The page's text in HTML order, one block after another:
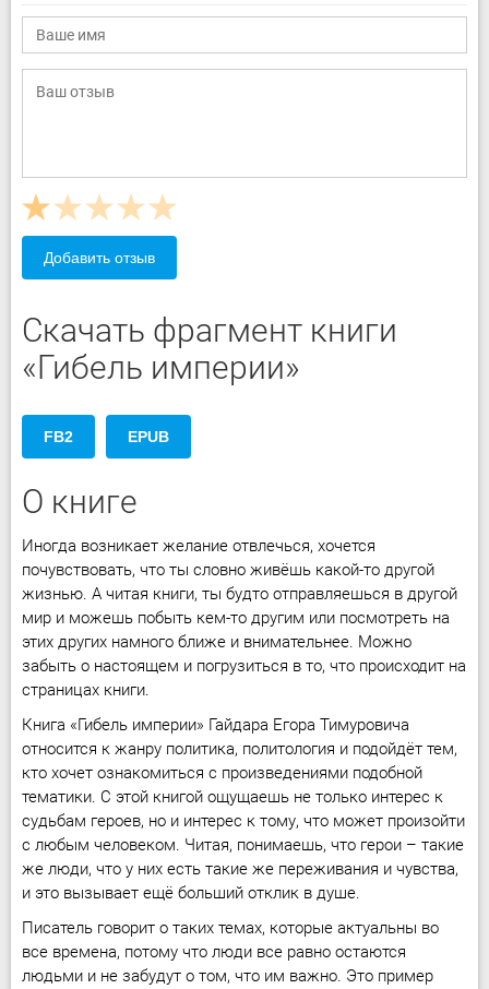
Добавить отзыв
Скачать фрагмент книги
«Гибель империи»
FB2 EPUB
О книге
Иногда возникает желание отвлечься, хочется
почувствовать, что ты словно живёшь какой-то другой
жизнью. А читая книги, ты будто отправляешься в другой
мир и можешь побыть кем-то другим или посмотреть на
этих других намного ближе и внимательнее. Можно
забыть о настоящем и погрузиться в то, что происходит на
страницах книги.
Книга «Гибель империи» Гайдара Егора Тимуровича
относится к жанру политика, политология и подойдёт тем,
кто хочет ознакомиться с произведениями подобной
тематики. С этой книгой ощущаешь не только интерес к
судьбам героев, но и интерес к тому, что может произойти
с любым человеком. Читая, понимаешь, что герои – такие
же люди, что у них есть такие же переживания и чувства,
и это вызывает ещё больший отклик в душе.
Писатель говорит о таких темах, которые актуальны во
все времена, потому что люди все равно остаются
людьми и не забудут о том, что им важно. Это пример